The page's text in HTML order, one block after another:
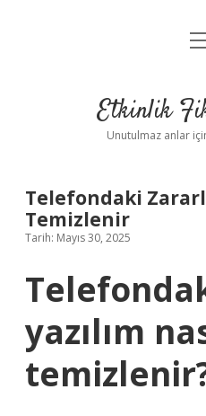
Yasal
Etkinlik
Unutulmaz anlar
Telefondaki
Temizlenir
Tarih: Mayıs 30, 2025
yazılım